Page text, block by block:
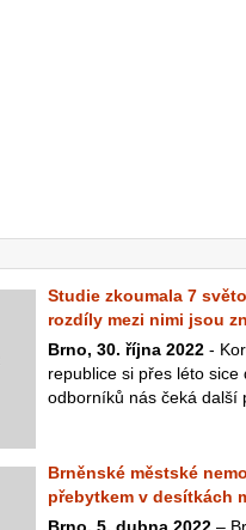
Studie zkoumala 7
rozdíly mezi nimi jsou
Brno, 30. října 2022 -
republice si přes léto
odborníků nás čeká další
Brněnské městské
přebytkem v desítkách